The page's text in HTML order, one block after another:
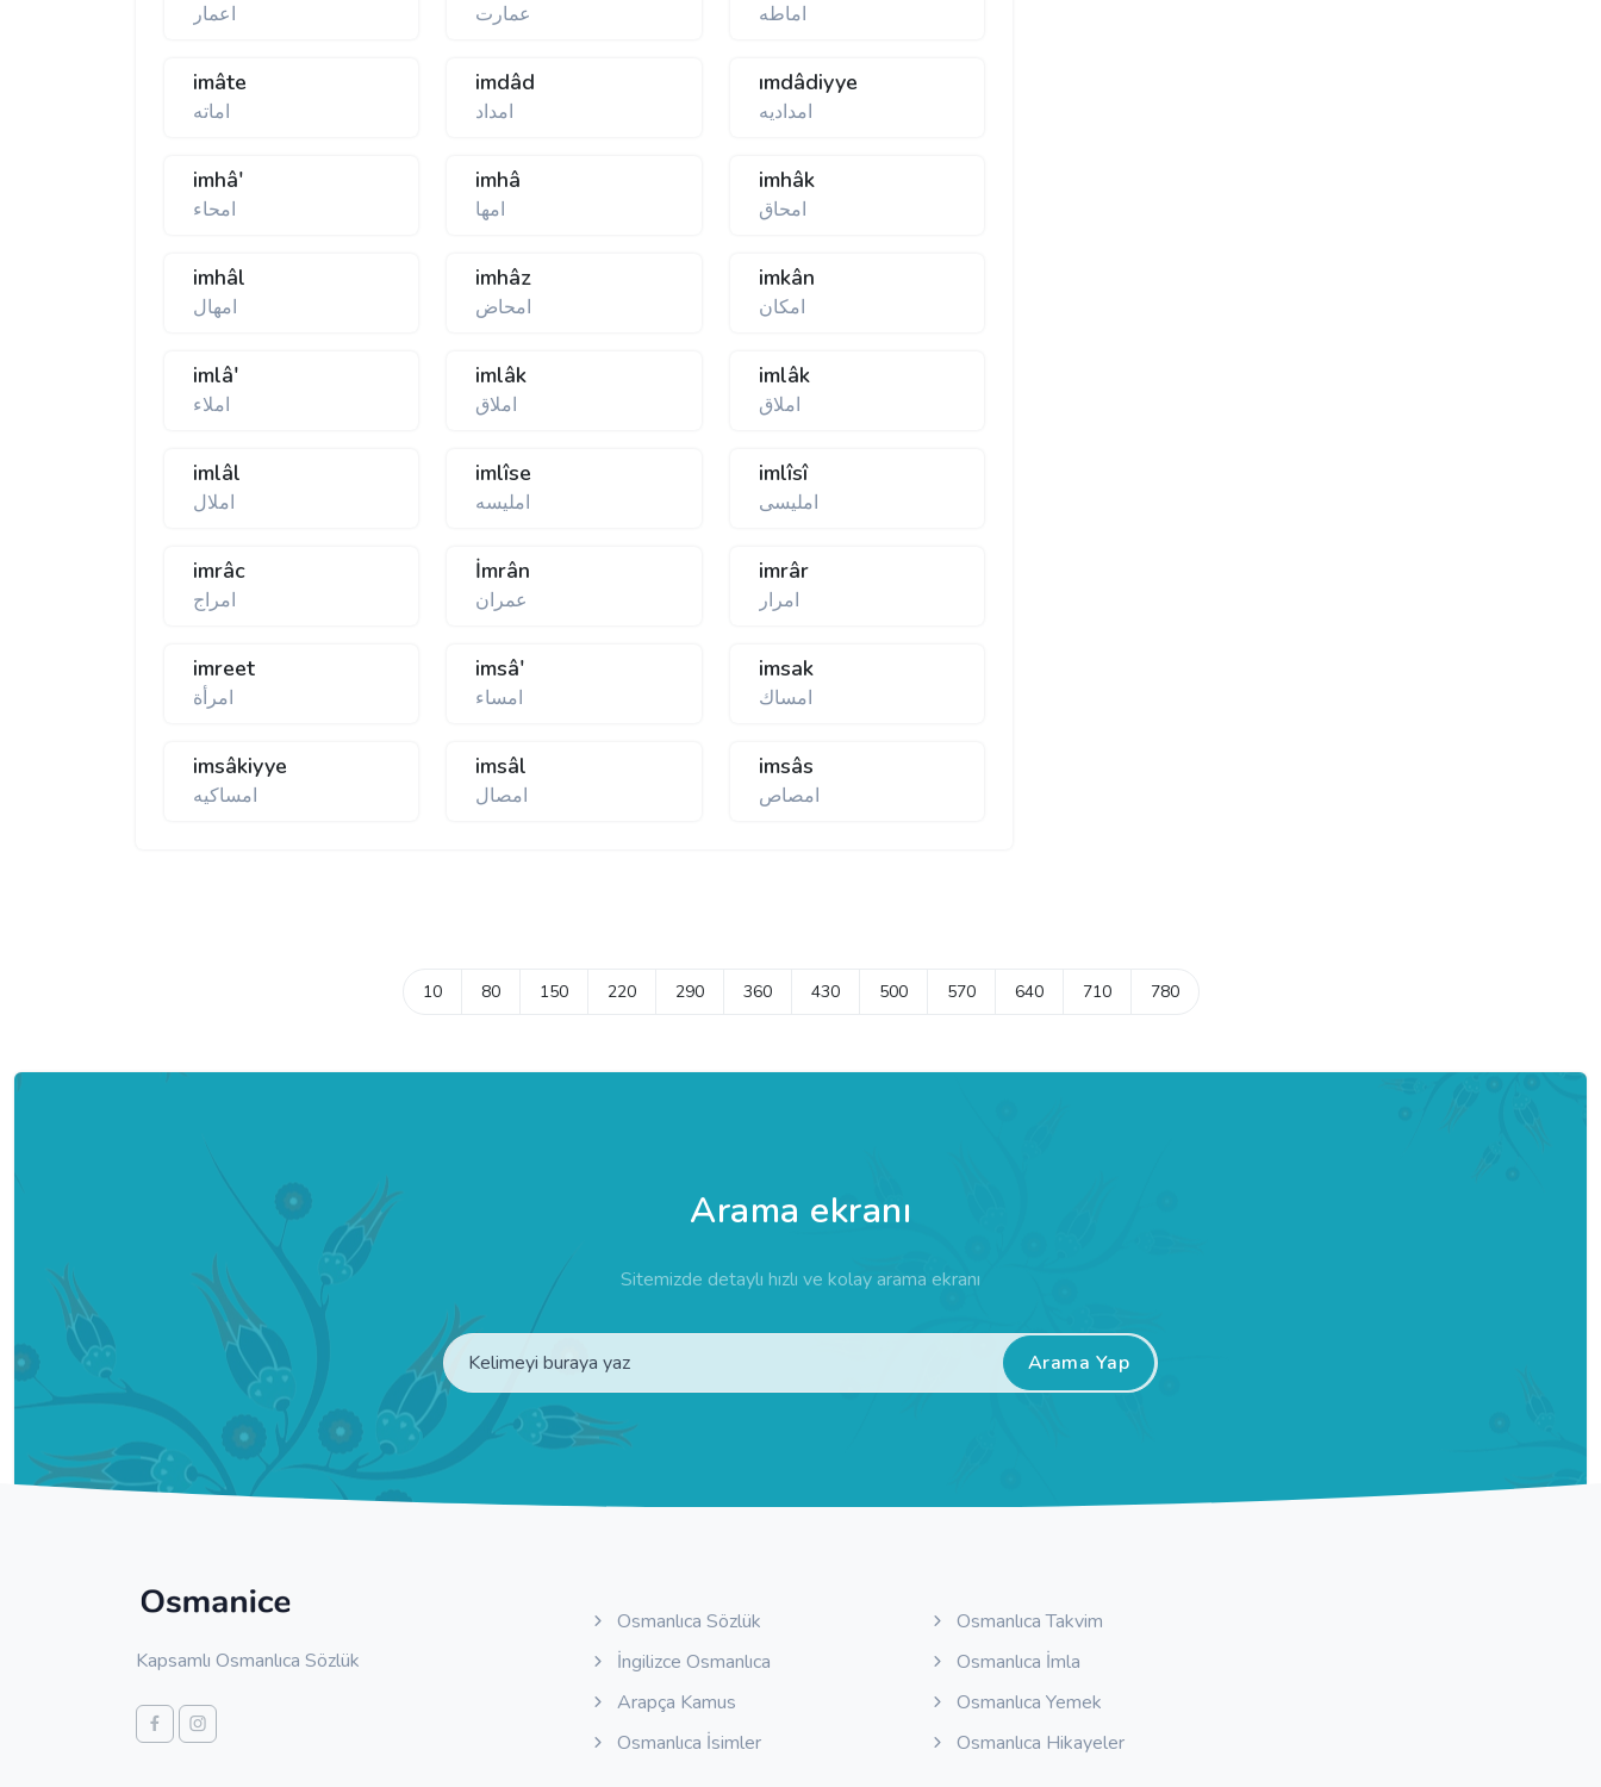
اعمار عمارت اماطه
imâte
اماته
imdâd
امداد
ımdâdiyye
امداديه
imhâ'
امحاء
imhâ
امها
imhâk
امحاق
imhâl
امهال
imhâz
امحاض
imkân
امكان
imlâ'
املاء
imlâk
املاق
imlâk
املاق
imlâl
املال
imlîse
امليسه
imlîsî
امليسی
imrâc
امراج
İmrân
عمران
imrâr
امرار
imreet
امرأة
imsâ'
امساء
imsak
امساك
imsâkiyye
امساكيه
imsâl
امصال
imsâs
امصاص
10 80 150 220 290 360 430 500 570 640 710 780
Arama ekranı
Sitemizde detaylı hızlı ve kolay arama ekranı
Arama Yap
Kapsamlı Osmanlıca Sözlük
Osmanlıca Sözlük
İngilizce Osmanlıca
Arapça Kamus
Osmanlıca İsimler
Osmanlıca Takvim
Osmanlıca İmla
Osmanlıca Yemek
Osmanlıca Hikayeler